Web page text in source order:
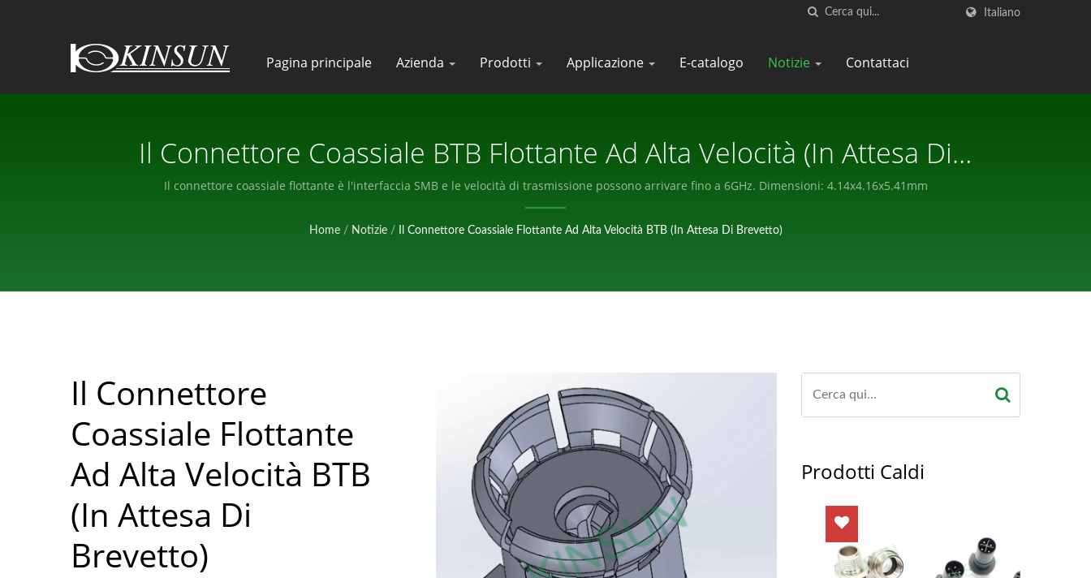
Italiano
Pagina principale Azienda Prodotti Applicazione E-catalogo Notizie Contattaci
Il Connettore Coassiale BTB Flottante Ad Alta Velocità (in Attesa Di
Brevetto) | Fabbricante Di Antenne RF Certificate E Connettori
Impermeabili | KINSUN
Il connettore coassiale flottante è l'interfaccia SMB e le velocità di trasmissione possono arrivare fino a 6GHz. Dimensioni: 4.14x4.16x5.41mm
Home / Notizie / Il Connettore Coassiale Flottante Ad Alta Velocità BTB (in Attesa Di Brevetto)
Il Connettore
Coassiale Flottante
Ad Alta Velocità BTB
(in Attesa Di
Brevetto)
Prodotti Caldi